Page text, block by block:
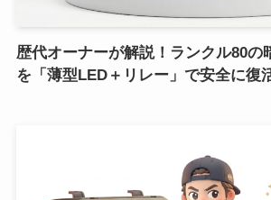
歴代オーナーが解説！ランクル80の
を「薄型LED＋リレー」で安全に復